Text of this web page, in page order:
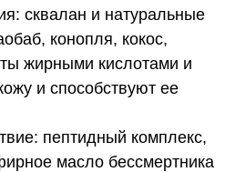
сквалан и натуральные
конопля, кокос,
жирными кислотами и
и способствуют ее
пептидный комплекс,
масло бессмертника